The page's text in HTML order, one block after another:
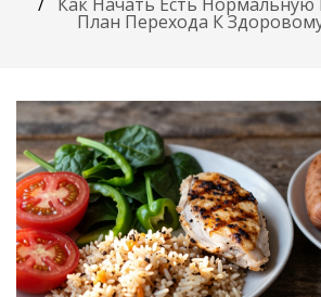
План Перехода К